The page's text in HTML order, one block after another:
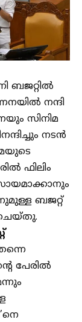
ബജറ്റിൽ
നന്ദി
സിനിമ
നടൻ
ഫിലിം
ബജറ്റ്
ചെയ്തു.
പേരിൽ